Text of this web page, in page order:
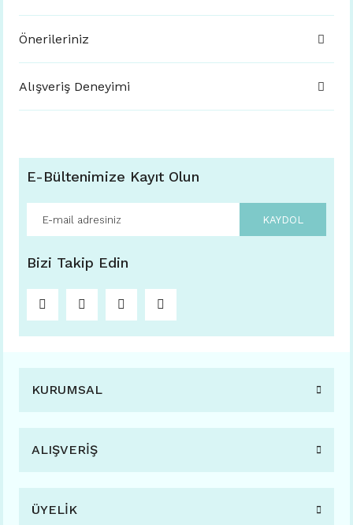
Önerileriniz
Alışveriş Deneyimi
E-Bültenimize Kayıt Olun
KAYDOL
Bizi Takip Edin
KURUMSAL
ALIŞVERİŞ
ÜYELİK